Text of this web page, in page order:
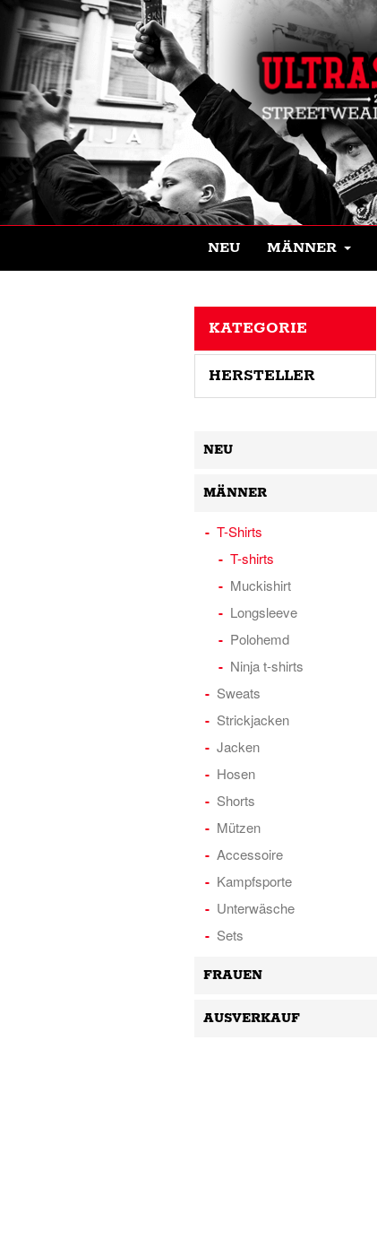
NEU MÄNNER
KATEGORIE
HERSTELLER
NEU
MÄNNER
T-Shirts
T-shirts
Muckishirt
Longsleeve
Polohemd
Ninja t-shirts
Sweats
Strickjacken
Jacken
Hosen
Shorts
Mützen
Accessoire
Kampfsporte
Unterwäsche
Sets
FRAUEN
AUSVERKAUF